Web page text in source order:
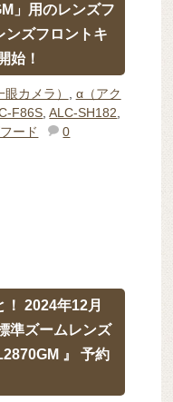
」用のレンズフ
ンズフロントキ
始！
カメラ）
α（アク
F86S ,ALC-SH182
ード
0
2024年12月
準ズームレンズ
』 予約